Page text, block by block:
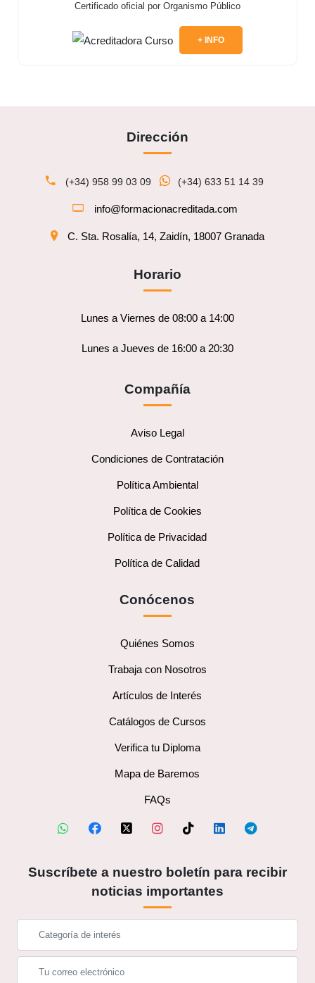
Certificado oficial por Organismo Público
+ INFO
Dirección
(+34) 958 99 03 09 (+34) 633 51 14 39
info@formacionacreditada.com
C. Sta. Rosalía, 14, Zaidín, 18007 Granada
Horario
Lunes a Viernes de 08:00 a 14:00
Lunes a Jueves de 16:00 a 20:30
Compañía
Aviso Legal
Condiciones de Contratación
Política Ambiental
Política de Cookies
Política de Privacidad
Política de Calidad
Conócenos
Quiénes Somos
Trabaja con Nosotros
Artículos de Interés
Catálogos de Cursos
Verifica tu Diploma
Mapa de Baremos
FAQs
Suscríbete a nuestro boletín para recibir
noticias importantes